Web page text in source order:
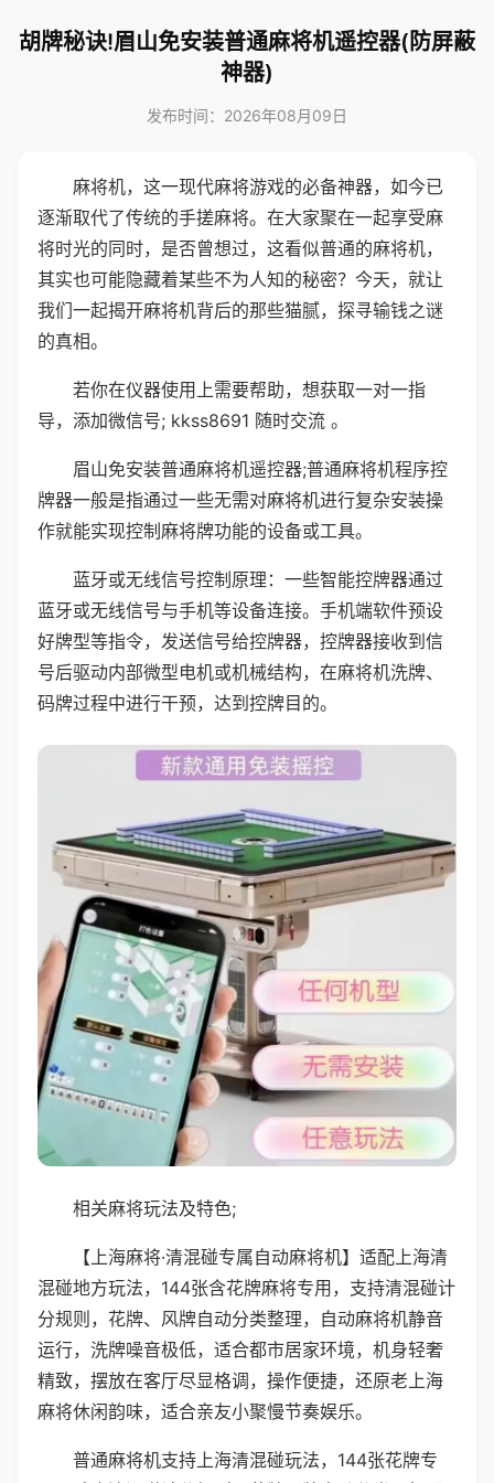
胡牌秘诀!眉山免安装普通麻将机遥控器(防屏蔽
神器)
发布时间：2026年08月09日
麻将机，这一现代麻将游戏的必备神器，如今已
逐渐取代了传统的手搓麻将。在大家聚在一起享受麻
将时光的同时，是否曾想过，这看似普通的麻将机，
其实也可能隐藏着某些不为人知的秘密？今天，就让
我们一起揭开麻将机背后的那些猫腻，探寻输钱之谜
的真相。
若你在仪器使用上需要帮助，想获取一对一指
导，添加微信号; kkss8691 随时交流 。
眉山免安装普通麻将机遥控器;普通麻将机程序控
牌器一般是指通过一些无需对麻将机进行复杂安装操
作就能实现控制麻将牌功能的设备或工具。
蓝牙或无线信号控制原理：一些智能控牌器通过
蓝牙或无线信号与手机等设备连接。手机端软件预设
好牌型等指令，发送信号给控牌器，控牌器接收到信
号后驱动内部微型电机或机械结构，在麻将机洗牌、
码牌过程中进行干预，达到控牌目的。
相关麻将玩法及特色;
【上海麻将·清混碰专属自动麻将机】适配上海清
混碰地方玩法，144张含花牌麻将专用，支持清混碰计
分规则，花牌、风牌自动分类整理，自动麻将机静音
运行，洗牌噪音极低，适合都市居家环境，机身轻奢
精致，摆放在客厅尽显格调，操作便捷，还原老上海
麻将休闲韵味，适合亲友小聚慢节奏娱乐。
普通麻将机支持上海清混碰玩法，144张花牌专